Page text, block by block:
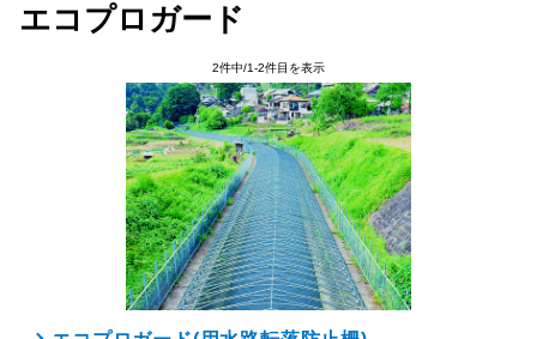
エコプロガード
2件中/1-2件目を表示